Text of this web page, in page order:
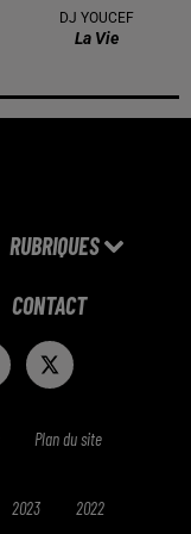
DJ YOUCEF
La Vie
RUBRIQUES
CONTACT
Plan du site
2023 2022